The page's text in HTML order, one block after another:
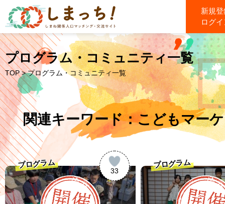
新規
ログ
プログラム・コミュニティ一覧
TOP > プログラム・コミュニティ一覧
関連キーワード：こどもマー
33
プログラム プログラム